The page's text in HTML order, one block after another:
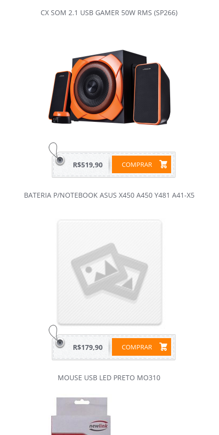
CX SOM 2.1 USB GAMER 50W RMS (SP266)
COMPRAR
R$519,90
BATERIA P/NOTEBOOK ASUS X450 A450 Y481 A41-X5
COMPRAR
R$179,90
MOUSE USB LED PRETO MO310